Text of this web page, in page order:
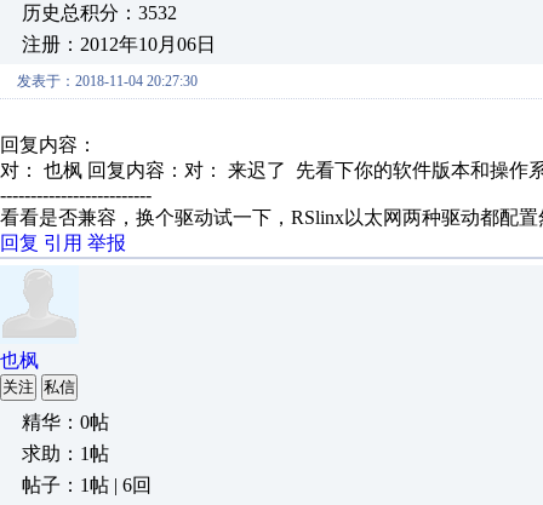
历史总积分：3532
注册：2012年10月06日
发表于：2018-11-04 20:27:30
回复内容：
对： 也枫 回复内容：对： 来迟了 先看下你的软件版本和操作
-------------------------
看看是否兼容，换个驱动试一下，RSlinx以太网两种驱动都配
回复 引用 举报
也枫
关注 私信
精华：0帖
求助：1帖
帖子：1帖 | 6回